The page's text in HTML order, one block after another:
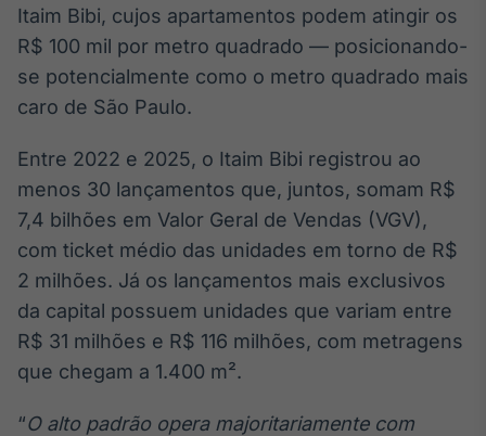
Tokenização
de ativos
Em breve
Crédito
Em breve
Itaim Bibi, cujos apartamentos podem atingir os
R$ 100 mil por metro quadrado — posicionando-
se potencialmente como o metro quadrado mais
caro de São Paulo.
Entre 2022 e 2025, o Itaim Bibi registrou ao
menos 30 lançamentos que, juntos, somam R$
7,4 bilhões em Valor Geral de Vendas (VGV),
com ticket médio das unidades em torno de R$
2 milhões. Já os lançamentos mais exclusivos
da capital possuem unidades que variam entre
R$ 31 milhões e R$ 116 milhões, com metragens
que chegam a 1.400 m².
“O alto padrão opera majoritariamente com